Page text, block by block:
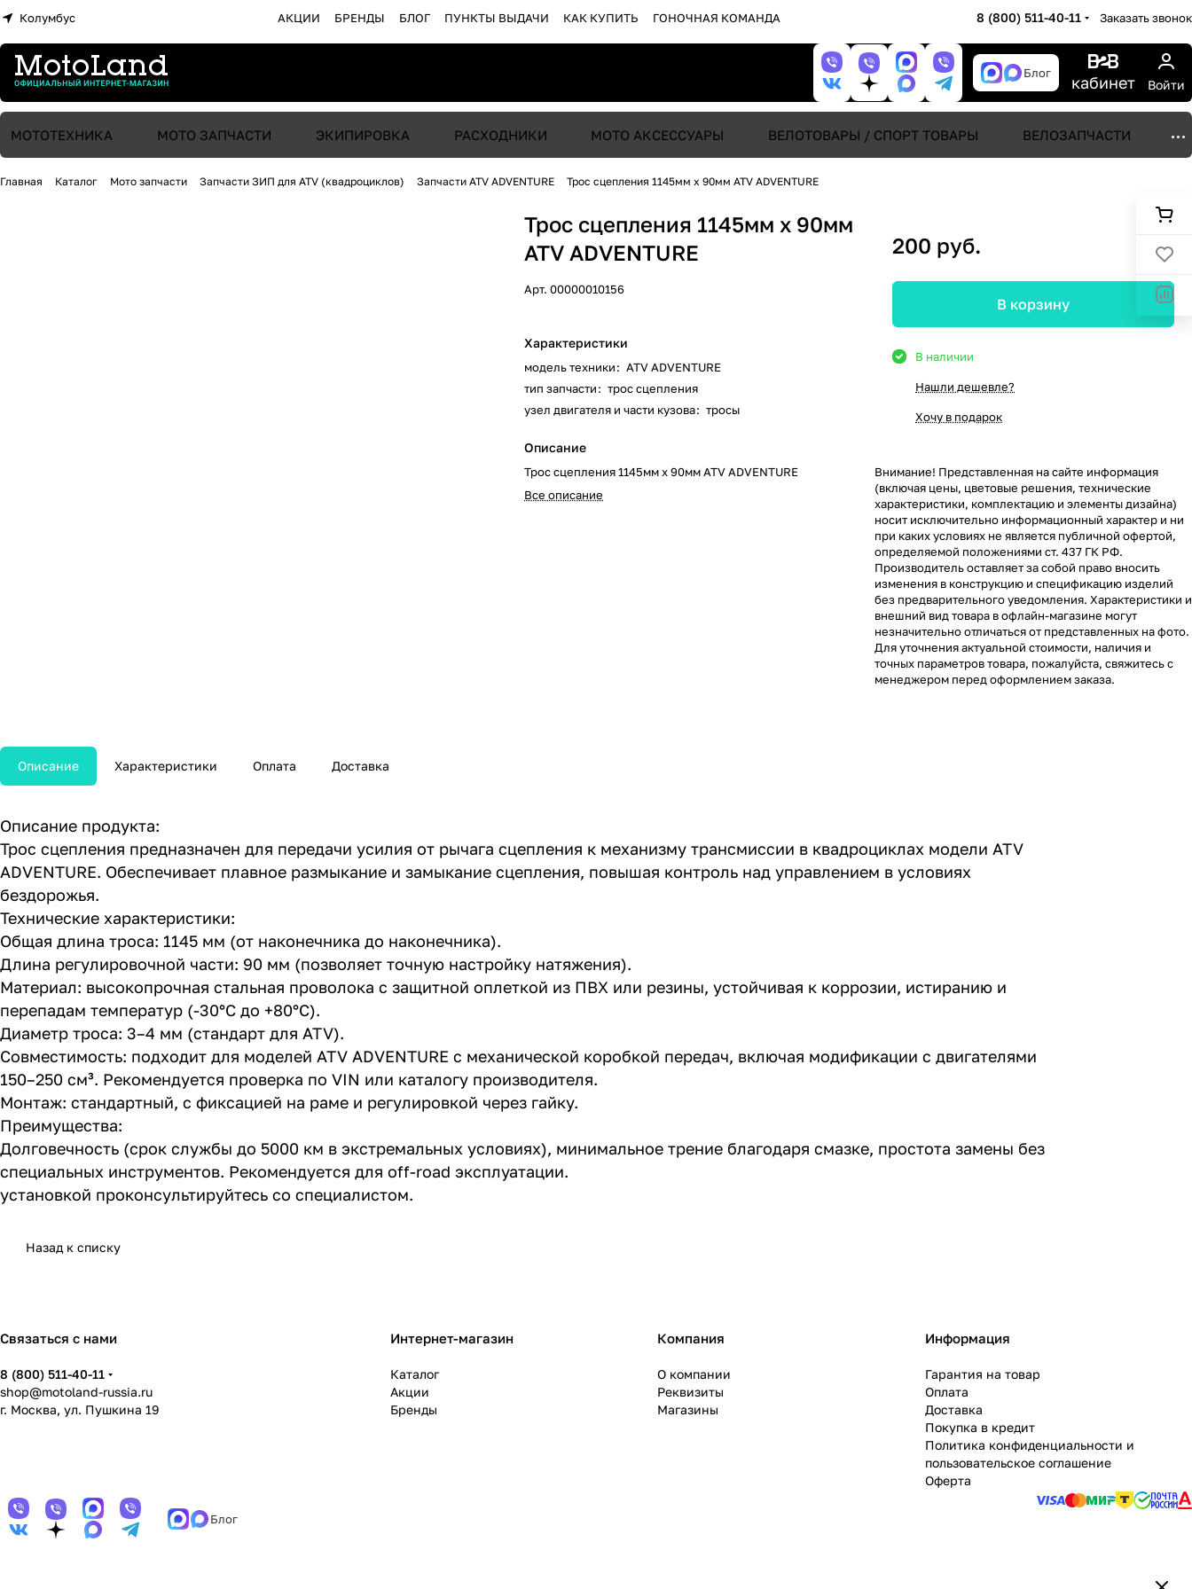
Колумбус АКЦИИ БРЕНДЫ БЛОГ ПУНКТЫ ВЫДАЧИ КАК КУПИТЬ ГОНОЧНАЯ КОМАНДА 8 (800) 511-40-11 Заказать звонок
Блог кабинет Войти
МОТОТЕХНИКА МОТО ЗАПЧАСТИ ЭКИПИРОВКА РАСХОДНИКИ МОТО АКСЕССУАРЫ ВЕЛОТОВАРЫ / СПОРТ ТОВАРЫ ВЕЛОЗАПЧАСТИ
Главная Каталог Мото запчасти Запчасти ЗИП для ATV (квадроциклов) Запчасти ATV ADVENTURE Трос сцепления 1145мм х 90мм ATV ADVENTURE
Трос сцепления 1145мм х 90мм
ATV ADVENTURE
Арт.00000010156
Характеристики
модель техники: ATV ADVENTURE
тип запчасти: трос сцепления
узел двигателя и части кузова: тросы
Описание
Трос сцепления 1145мм х 90мм ATV ADVENTURE
Все описание
200 руб.
В корзину
В наличии
Нашли дешевле?
Хочу в подарок
Внимание! Представленная на сайте информация
(включая цены, цветовые решения, технические
характеристики, комплектацию и элементы дизайна)
носит исключительно информационный характер и ни
при каких условиях не является публичной офертой,
определяемой положениями ст. 437 ГК РФ.
Производитель оставляет за собой право вносить
изменения в конструкцию и спецификацию изделий
без предварительного уведомления. Характеристики и
внешний вид товара в офлайн-магазине могут
незначительно отличаться от представленных на фото.
Для уточнения актуальной стоимости, наличия и
точных параметров товара, пожалуйста, свяжитесь с
менеджером перед оформлением заказа.
Описание Характеристики Оплата Доставка
Описание продукта:
Трос сцепления предназначен для передачи усилия от рычага сцепления к механизму трансмиссии в квадроциклах модели ATV
ADVENTURE. Обеспечивает плавное размыкание и замыкание сцепления, повышая контроль над управлением в условиях
бездорожья.
Технические характеристики:
Общая длина троса: 1145 мм (от наконечника до наконечника).
Длина регулировочной части: 90 мм (позволяет точную настройку натяжения).
Материал: высокопрочная стальная проволока с защитной оплеткой из ПВХ или резины, устойчивая к коррозии, истиранию и
перепадам температур (-30°C до +80°C).
Диаметр троса: 3–4 мм (стандарт для ATV).
Совместимость: подходит для моделей ATV ADVENTURE с механической коробкой передач, включая модификации с двигателями
150–250 см³. Рекомендуется проверка по VIN или каталогу производителя.
Монтаж: стандартный, с фиксацией на раме и регулировкой через гайку.
Преимущества:
Долговечность (срок службы до 5000 км в экстремальных условиях), минимальное трение благодаря смазке, простота замены без
специальных инструментов. Рекомендуется для off-road эксплуатации.
установкой проконсультируйтесь со специалистом.
Назад к списку
Связаться с нами
8 (800) 511-40-11
shop@motoland-russia.ru
г. Москва, ул. Пушкина 19
Интернет-магазин
Каталог
Акции
Бренды
Компания
О компании
Реквизиты
Магазины
Информация
Гарантия на товар
Оплата
Доставка
Покупка в кредит
Политика конфиденциальности и
пользовательское соглашение
Оферта
Блог